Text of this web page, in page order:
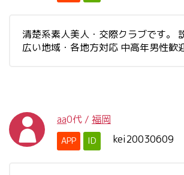
清楚系素人美人・交際クラブです。
広い地域・各地方対応 中高年男性歓
aa0代 / 福岡
APP ID kei20030609